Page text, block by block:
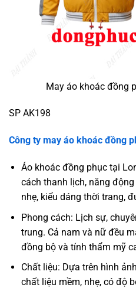
May áo khoác đồng
SP AK198
Công ty may áo khoác đồng
Áo khoác đồng phục tại
cách thanh lịch, năng
nhẹ, kiểu dáng thời trang,
Phong cách: Lịch sự,
trung. Cả nam và nữ đều
đồng bộ và tính thẩm mỹ
Chất liệu: Dựa trên hình
chất liệu mềm, nhẹ, có độ